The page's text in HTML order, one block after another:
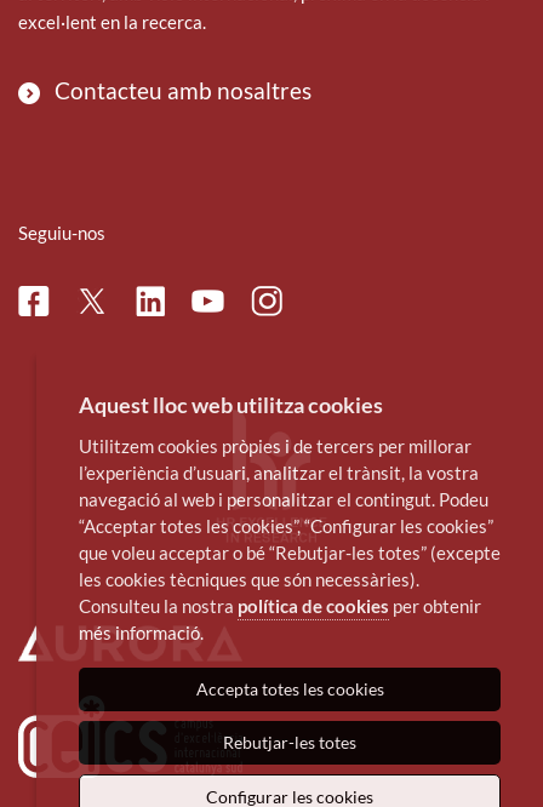
excel·lent en la recerca.
Contacteu amb nosaltres
Seguiu-nos
FacebookTwitterLinkedinYoutubeInstagram
Aquest lloc web utilitza cookies
Utilitzem cookies pròpies i de tercers per millorar
l’experiència d’usuari, analitzar el trànsit, la vostra
navegació al web i personalitzar el contingut. Podeu
“Acceptar totes les cookies”, “Configurar les cookies”
que voleu acceptar o bé “Rebutjar-les totes” (excepte
les cookies tècniques que són necessàries).
Consulteu la nostra política de cookies per obtenir
més informació.
Accepta totes les cookies
Rebutjar-les totes
Configurar les cookies